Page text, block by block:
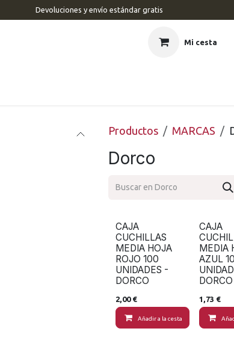
Devoluciones y envío estándar gratis
Mi cesta
Productos MARCAS
Dorco
CAJA
CUCHILLAS
MEDIA HOJA
ROJO 100
UNIDADES -
DORCO
2,00€
Añadir a la cesta
CAJA
MEDIA
AZUL
DORCO
1,73 €